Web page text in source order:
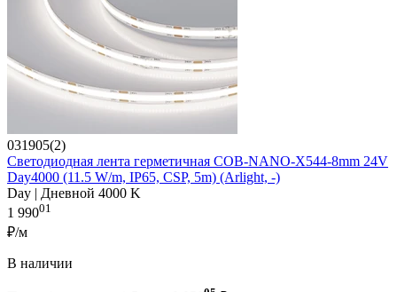
031905(2)
Светодиодная лента герметичная COB-NANO-X544-8mm 24V
Day4000 (11.5 W/m, IP65, CSP, 5m) (Arlight, -)
Day | Дневной 4000 K
1 99001
₽/м
В наличии